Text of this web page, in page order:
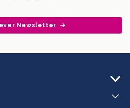
Newsletter